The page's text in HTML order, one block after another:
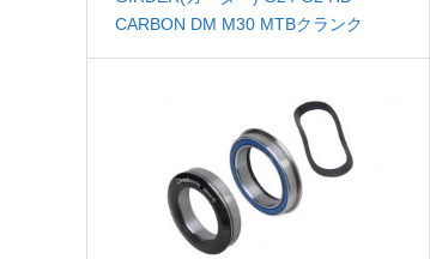
CARBON DM M30 MTBクランク